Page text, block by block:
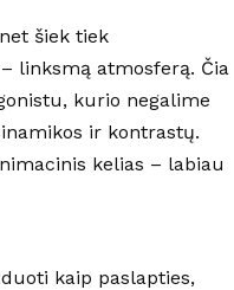
šiek tiek
linksmą atmosferą. Čia
kurio negalime
ir kontrastų.
kelias – labiau
kaip paslapties,